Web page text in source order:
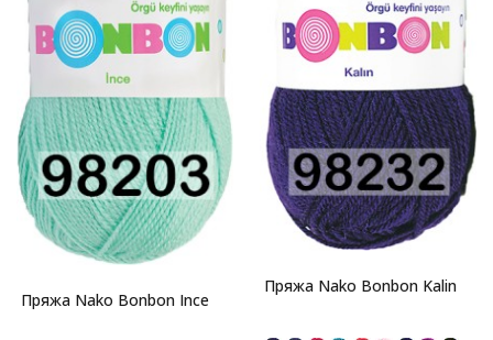
Пряжа Nako Bonbon Ince
Пряжа Nako Bonbon Kalin